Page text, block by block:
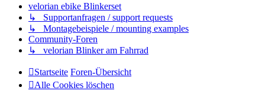
velorian ebike Blinkerset
↳ Supportanfragen / support requests
↳ Montagebeispiele / mounting examples
Community-Foren
↳ velorian Blinker am Fahrrad
Startseite Foren-Übersicht
Alle Cookies löschen